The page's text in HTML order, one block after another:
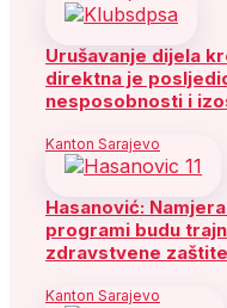
Urušavanje dijela
direktna je
nesposobnosti i
Kanton Sarajevo
Hasanović:
programi budu
zdravstvene
Kanton Sarajevo